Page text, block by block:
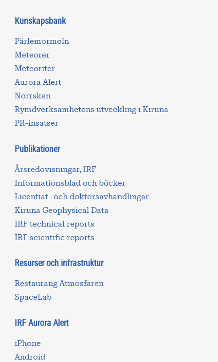
Kunskapsbank
Pärlemormoln
Meteorer
Meteoriter
Aurora Alert
Norrsken
Rymdverksamhetens utveckling i Kiruna
PR-insatser
Publikationer
Årsredovisningar, IRF
Informationsblad och böcker
Licentiat- och doktorsavhandlingar
Kiruna Geophysical Data
IRF technical reports
IRF scientific reports
Resurser och infrastruktur
Restaurang Atmosfären
SpaceLab
IRF Aurora Alert
iPhone
Android